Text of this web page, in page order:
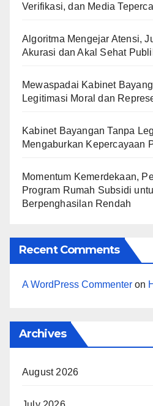
Verifikasi, dan Media
Algoritma Mengejar Atensi,
Akurasi dan Akal Sehat
Mewaspadai Kabinet
Legitimasi Moral dan
Kabinet Bayangan Tanpa
Mengaburkan Kepercayaan
Momentum Kemerdekaan,
Program Rumah Subsidi
Berpenghasilan Rendah
Recent Comments
A WordPress Commenter on
Archives
August 2026